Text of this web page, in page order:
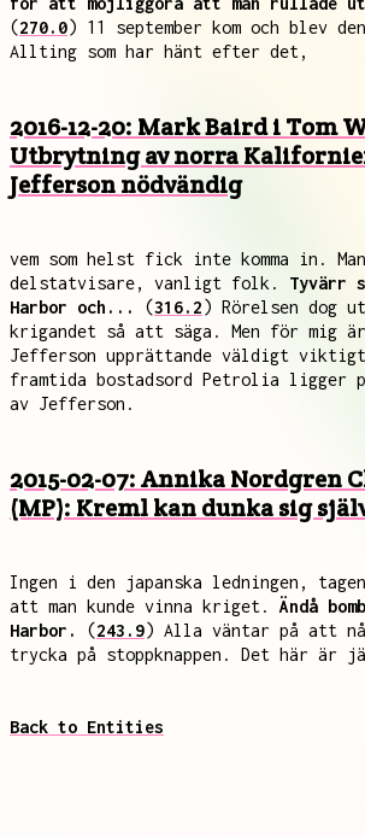
(270.0) 11 september kom och blev
Allting som har hänt efter det,
2016-12-20: Mark Baird i Tom
Utbrytning av norra
Jefferson nödvändig
vem som helst fick inte komma in.
delstatvisare, vanligt folk. Tyvärr
Harbor och...
(316.2) Rörelsen dog
krigandet så att säga. Men för mig
Jefferson upprättande väldigt viktigt
framtida bostadsord Petrolia
av Jefferson.
2015-02-07: Annika Nordgren
(MP): Kreml kan dunka sig
Ingen i den japanska ledningen,
att man kunde vinna kriget. Ändå
Harbor.
(243.9) Alla väntar på att
trycka på stoppknappen. Det här är
Back to Entities